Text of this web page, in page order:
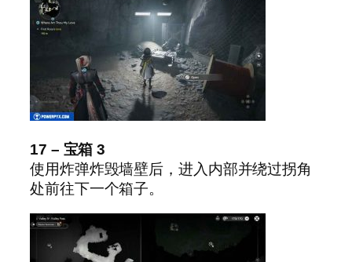
17 – 宝箱 3
使用炸弹炸毁墙壁后，进入内部并绕过拐角
处前往下一个箱子。